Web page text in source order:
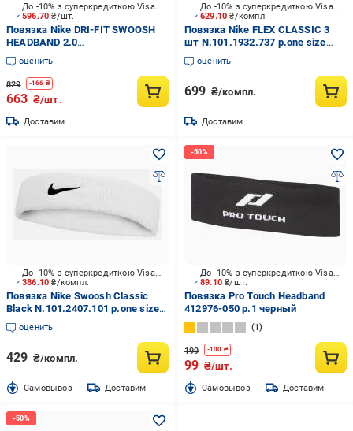
596.70₴/шт.
До -10% з суперкредиткою Visa Вигода
Повязка Nike DRI-FIT SWOOSH
HEADBAND 2.0
N.100.3447.197.OS р.one size
белый
оценить
829 -166 ₴
663 ₴/шт.
Доставим
629.10₴/компл.
До -10% з суперкредиткою Visa Вигода
Повязка Nike FLEX CLASSIC 3
шт N.101.1932.737 р.one size
разноцветный
оценить
699 ₴/компл.
Доставим
386.10₴/компл.
До -10% з суперкредиткою Visa Вигода
Повязка Nike Swoosh Classic
Black N.101.2407.101 р.one size
белый
оценить
429 ₴/компл.
Cамовывоз Доставим
89.10₴/шт.
До -10% з суперкредиткою Visa Вигода
Повязка Pro Touch Headband
412976-050 р.1 черный
1
199 -100 ₴
99 ₴/шт.
Cамовывоз Доставим